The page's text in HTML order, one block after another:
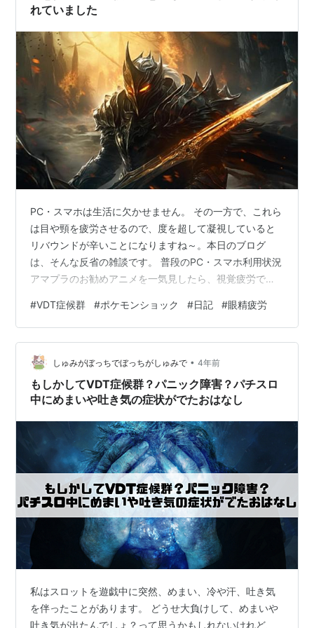
れていました
PC・スマホは生活に欠かせません。 その一方で、これら
は目や頸を疲労させるので、度を超して凝視していると
リバウンドが辛いことになりますね～。本日のブログ
は、そんな反省の雑談です。 普段のPC・スマホ利用状況
アマプラのお勧めアニメを一気見したら、視覚疲労で嘔
用時間は多分、多いほうです。 時間帯 利用状況 06:30 -
07:0007:40 - 08:00 証券口座チェック、ブログ見る
08:30 - 09:45 通勤中にスマホ閲覧 10:00 - 18:30 お仕
事でPC・スマホ見っぱなし ｶｯ 22:00 - 23:30 スマホか
PCの…
#VDT症候群 #ポケモンショック #日記 #眼精疲労
しゅみがぼっちでぼっちがしゅみで • 4年前
もしかしてVDT症候群？パニック障害？パチスロ
中にめまいや吐き気の症状がでたおはなし
私はスロットを遊戯中に突然、めまい、冷や汗、吐き気
を伴ったことがあります。 どうせ大負けして、めまいや
吐き気が出たんでしょ？って思うかもしれないけれど、